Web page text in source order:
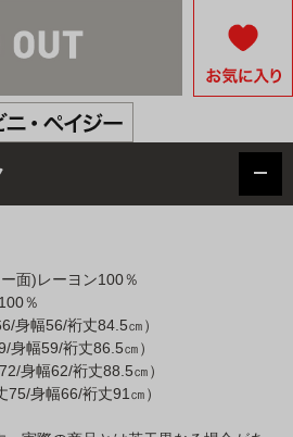
面)レーヨン100％
％
身幅56/裄丈84.5㎝）
59/裄丈86.5㎝）
幅62/裄丈88.5㎝）
幅66/裄丈91㎝）